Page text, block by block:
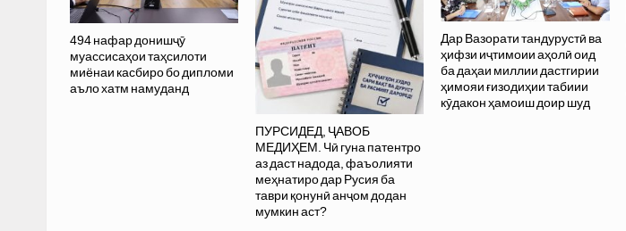
494 нафар донишҷӯ
муассисаҳои таҳсилоти
миёнаи касбиро бо дипломи
аъло хатм намуданд
ПУРСИДЕД, ҶАВОБ
МЕДИҲЕМ. Чӣ гуна патентро
аз даст надода, фаъолияти
меҳнатиро дар Русия ба
таври қонунӣ анҷом додан
мумкин аст?
Дар Вазорати тандурустӣ ва
ҳифзи иҷтимоии аҳолӣ оид
ба даҳаи миллии дастгирии
ҳимояи ғизодиҳии табиии
кӯдакон ҳамоиш доир шуд